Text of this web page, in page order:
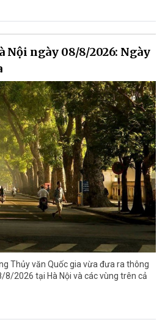
Nội ngày 08/8/2026: Ngày
Thủy văn Quốc gia vừa đưa ra thông
2026 tại Hà Nội và các vùng trên cả